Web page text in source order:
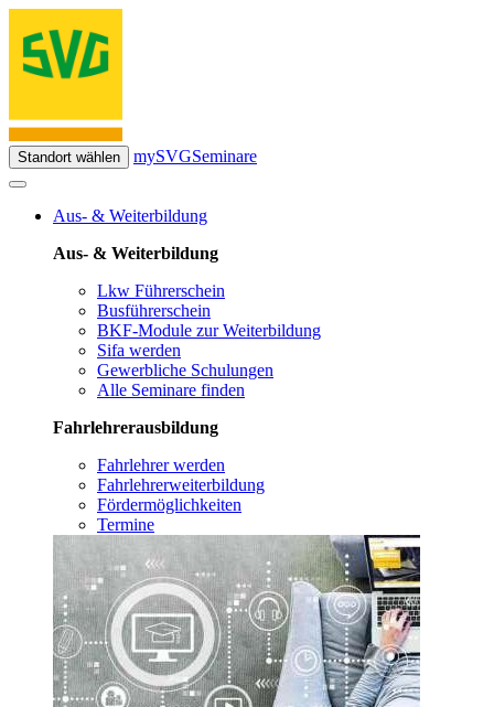
Standort wählen mySVGSeminare
Aus- & Weiterbildung
Aus- & Weiterbildung
Lkw Führerschein
Busführerschein
BKF-Module zur Weiterbildung
Sifa werden
Gewerbliche Schulungen
Alle Seminare finden
Fahrlehrerausbildung
Fahrlehrer werden
Fahrlehrerweiterbildung
Fördermöglichkeiten
Termine